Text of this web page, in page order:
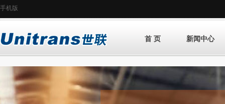
手机版
首 页 新闻中心